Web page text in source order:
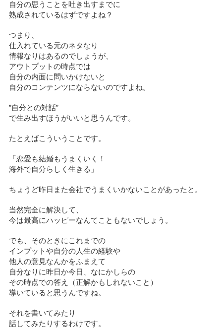
自分の思うことを吐き出すまでに
熟成されているはずですよね？
つまり、
仕入れている元のネタなり
情報なりはあるのでしょうが、
アウトプットの時点では
自分の内面に問いかけないと
自分のコンテンツにならないのですよね。
”自分との対話”
で生み出すほうがいいと思うんです。
たとえばこういうことです。
「恋愛も結婚もうまくいく！
海外で自分らしく生きる」
ちょうど昨日また会社でうまくいかないことがあったと。
当然完全に解決して、
今は最高にハッピーなんてこともないでしょう。
でも、そのときにこれまでの
インプットや自分の人生の経験や
他人の意見なんかをふまえて
自分なりに昨日か今日、なにかしらの
その時点での答え（正解かもしれないこと）
導いていると思うんですね。
それを書いてみたり
話してみたりするわけです。